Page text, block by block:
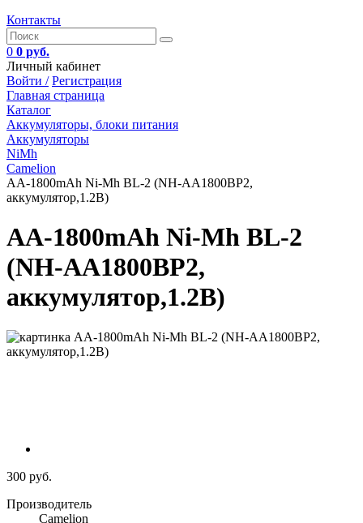
Контакты
0 0 руб.
Личный кабинет
Войти / Регистрация
Главная страница
Каталог
Аккумуляторы, блоки питания
Аккумуляторы
NiMh
Camelion
AA-1800mAh Ni-Mh BL-2 (NH-AA1800BP2,
аккумулятор,1.2В)
AA-1800mAh Ni-Mh BL-2
(NH-AA1800BP2,
аккумулятор,1.2В)
300 руб.
Производитель
Camelion